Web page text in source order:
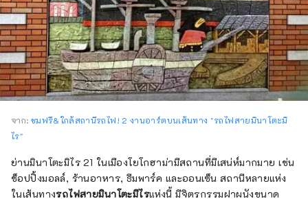
จาก: ชมฟรี&ใกล้สถานีรถไฟ! 2 งานอาร์ตบนเส้นทาง "รถไฟสายมินาโตะมิ
ไร"
ย่านมินาโตะมิไร 21 ในเมืองโยโกฮาม่ามีสถานที่มีเสน่ห์มากมาย เช่น
ช็อปปิ้งมอลล์, ร้านอาหาร, ธีมพาร์ค และออนเซ็น สถานีหลายแห่ง
ในเส้นทางรถไฟสายมินาโตะมีไรแห่งนี้ มีจิตรกรรมฝาผนังขนาด